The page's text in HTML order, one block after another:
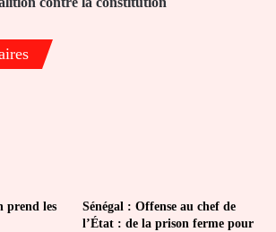
prend les
Sénégal : Offense au chef de
l’État : de la prison ferme pour